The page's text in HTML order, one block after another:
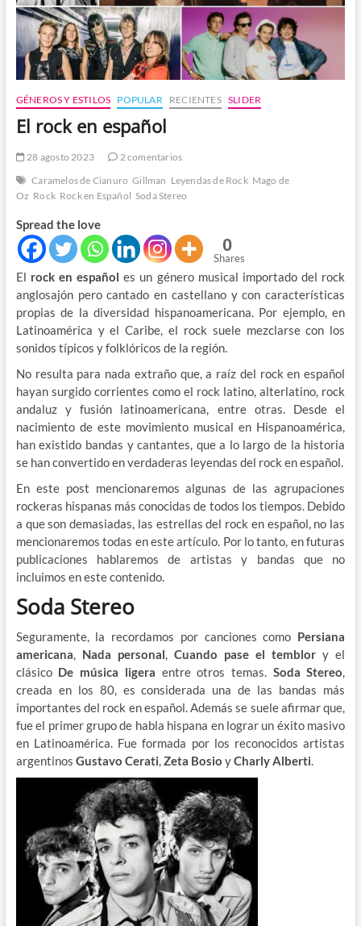
GÉNEROS Y ESTILOS POPULAR RECIENTES SLIDER
El rock en español
28 agosto 2023
2 comentarios
Caramelos de Cianuro Gillman Leyendas de Rock Mago de
Oz Rock Rock en Español Soda Stereo
Spread the love
0
Shares
El rock en español es un género musical importado del rock
anglosajón pero cantado en castellano y con características
propias de la diversidad hispanoamericana. Por ejemplo, en
Latinoamérica y el Caribe, el rock suele mezclarse con los
sonidos típicos y folklóricos de la región.
No resulta para nada extraño que, a raíz del rock en español
hayan surgido corrientes como el rock latino, alterlatino, rock
andaluz y fusión latinoamericana, entre otras. Desde el
nacimiento de este movimiento musical en Hispanoamérica,
han existido bandas y cantantes, que a lo largo de la historia
se han convertido en verdaderas leyendas del rock en español.
En este post mencionaremos algunas de las agrupaciones
rockeras hispanas más conocidas de todos los tiempos. Debido
a que son demasiadas, las estrellas del rock en español, no las
mencionaremos todas en este artículo. Por lo tanto, en futuras
publicaciones hablaremos de artistas y bandas que no
incluimos en este contenido.
Soda Stereo
Seguramente, la recordamos por canciones como Persiana
americana, Nada personal, Cuando pase el temblor y el
clásico De música ligera entre otros temas. Soda Stereo,
creada en los 80, es considerada una de las bandas más
importantes del rock en español. Además se suele afirmar que,
fue el primer grupo de habla hispana en lograr un éxito masivo
en Latinoamérica. Fue formada por los reconocidos artistas
argentinos Gustavo Cerati,Zeta Bosio yCharly Alberti.